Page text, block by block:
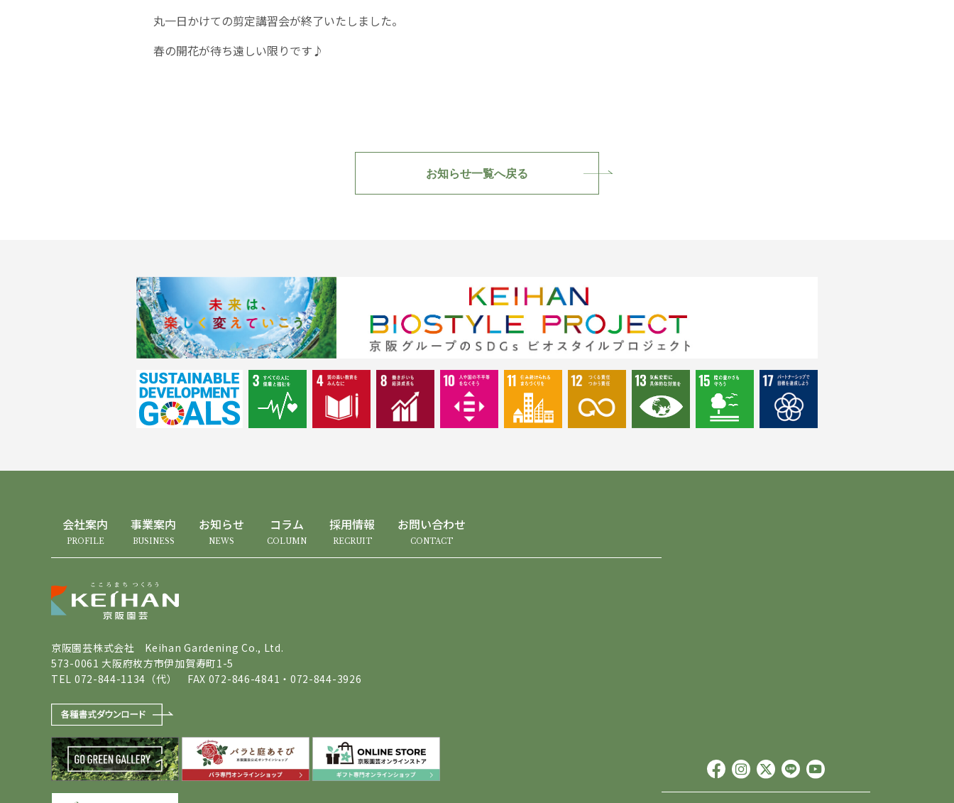
丸一日かけての剪定講習会が終了いたしました。
春の開花が待ち遠しい限りです♪
お知らせ一覧へ戻る
会社案内
PROFILE
事業案内
BUSINESS
お知らせ
NEWS
コラム
COLUMN
採用情報
RECRUIT
お問い合わせ
CONTACT
京阪園芸株式会社 Keihan Gardening Co., Ltd.
573-0061 大阪府枚方市伊加賀寿町1-5
TEL 072-844-1134（代） FAX 072-846-4841・072-844-3926